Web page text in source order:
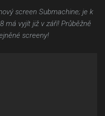
screen Submachine; je k
má vyjít již v září! Průběžně
screeny!